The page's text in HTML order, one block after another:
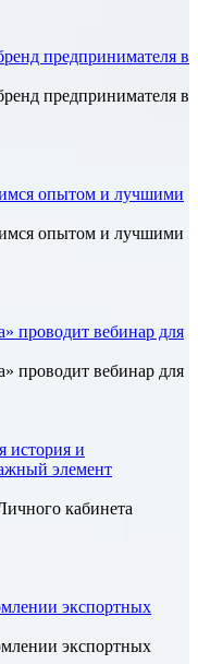
предпринимателя в
предпринимателя в
опытом и лучшими
опытом и лучшими
проводит вебинар для
проводит вебинар для
история и
элемент
кабинета
экспортных
экспортных